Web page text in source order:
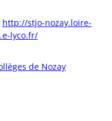
http://stjo-nozay.loire-
lyco.fr/
de Nozay